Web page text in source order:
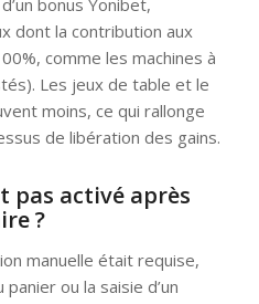
bonus Yonibet,
dont la contribution aux
comme les machines à
Les jeux de table et le
moins, ce qui rallonge
de libération des gains.
pas activé après
?
manuelle était requise,
ou la saisie d’un